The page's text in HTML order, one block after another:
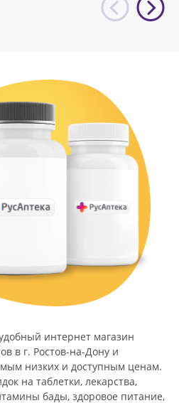
интернет магазин
в г. Ростов-на-Дону и
низких и доступным ценам.
на таблетки, лекарства,
бады, здоровое питание,